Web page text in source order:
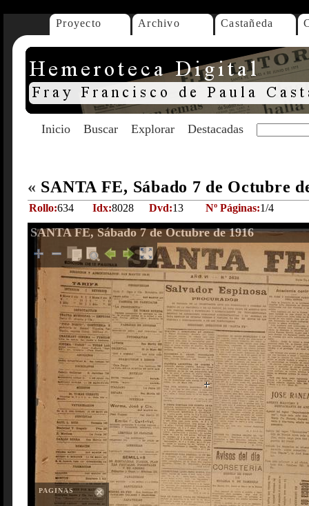
Proyecto Archivo Castañeda
Inicio Buscar Explorar Destacadas
« SANTA FE, Sábado 7 de Octubre
Rollo:634 Idx:8028 Dvd:13 Nº Páginas:1/4
SANTA FE, Sábado 7 de Octubre de 1916
PAGINAS